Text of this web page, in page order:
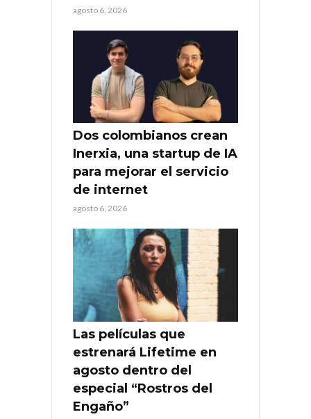
agosto 6, 2026
Dos colombianos crean
Inerxia, una startup de IA
para mejorar el servicio
de internet
agosto 6, 2026
Las películas que
estrenará Lifetime en
agosto dentro del
especial “Rostros del
Engaño”